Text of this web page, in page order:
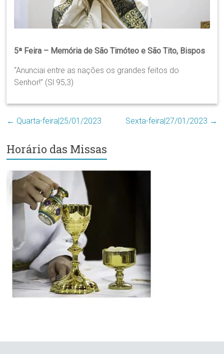
5ª Feira – Memória de São Timóteo e São Tito, Bispos
“Anunciai entre as nações os grandes feitos do
Senhor!” (Sl 95,3)
← Quarta-feira|25/01/2023 Sexta-feira|27/01/2023 →
Horário das Missas